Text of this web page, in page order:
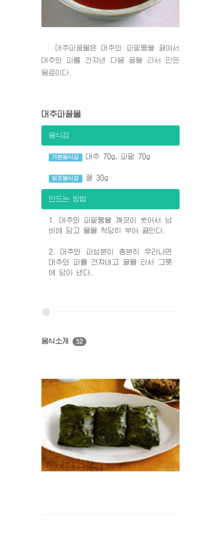
대추파꿀물은 대추와 파밑둥을 끓여서
대추와 파를 건져낸 다음 꿀을 타서 만든
음료이다.
대추파꿀물
음식감
기본음식감 대추 70g, 파밑 70g
보조음식감 꿀 30g
만드는 방법
1. 대추와 파밑둥을 깨끗이 씻어서 남
비에 담고 물을 적당히 부어 끓인다.
2. 대추와 파성분이 충분히 우러나면
대추와 파를 건져내고 꿀을 타서 그릇
에 담아 낸다.
음식소개 52